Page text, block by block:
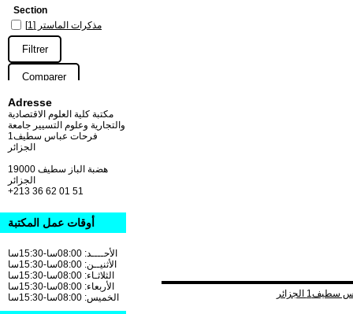
Section
مذكرات الماستر [1]
Adresse
مكتبة كلية العلوم الاقتصادية
والتجارية وعلوم التسيير جامعة
فرحات عباس سطيف1
الجزائر
19000 هضبة الباز سطيف
+213 36 62 01 51
أوقات عمل المكتبة
الأحــــد: 08:00سا-15:30سا
الأثنيــن: 08:00سا-15:30سا
الثلاثـاء: 08:00سا-15:30سا
الأربعاء: 08:00سا-15:30سا
الخميس: 08:00سا-15:30سا